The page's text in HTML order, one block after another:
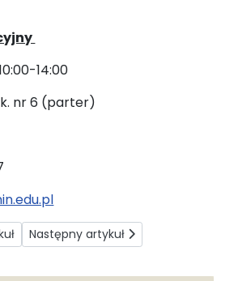
14:00
nr 6 (parter)
Pielęgniarstwo
Następny artykuł: Rekrutacja „Krok
Następny artykuł